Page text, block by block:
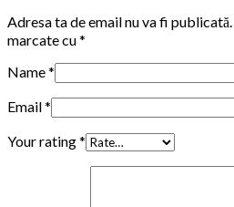
Adresa ta de email nu va fi publicată.
marcate cu*
Name*
Email*
Your rating*